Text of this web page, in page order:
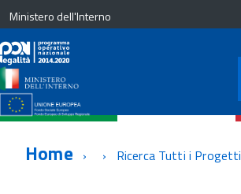
Ministero dell'Interno
Home Ricerca Tutti i Progetti